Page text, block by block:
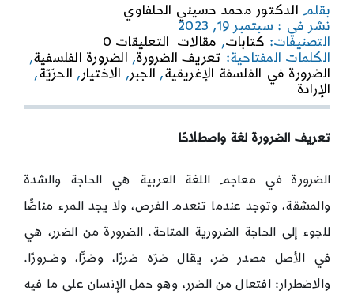
بقلم الدكتور محمد حسيني الحلفاوي
نشر في : سبتمبر 19, 2023
التصنيفات: كتابات, مقالات التعليقات 0
الضرورة
في
الديني
الكلمات المفتاحية: تعريف الضرورة, الضرورة الفلسفية,
الضرورة في الفلسفة الإغريقية, الجبر, الاختيار , الحرّيّة,
الإرادة
تعريف الضرورة لغة واصطلاحًا
الضرورة في معاجم اللغة العربية هي الحاجة والشدة
والمشقة، وتوجد عندما تنعدم الفرص، ولا يجد المرء مناصًّا
للجوء إلى الحاجة الضرورية المتاحة. الضرورة من الضرر، هي
في الأصل مصدر ضر، يقال ضرّه ضررًا، وضرًّا، وضـرورًا.
والاضطرار: افتعال من الضرر، وهو حمل الإنسان على ما فيه